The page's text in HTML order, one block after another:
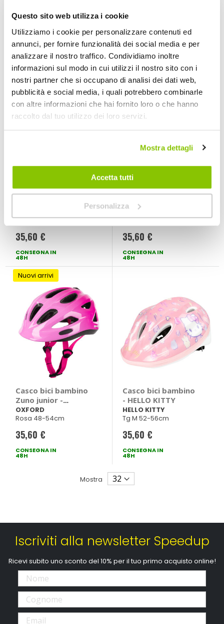
Questo sito web utilizza i cookie
Utilizziamo i cookie per personalizzare contenuti ed
annunci, per fornire funzionalità dei social media e per
analizzare il nostro traffico. Condividiamo inoltre
informazioni sul modo in cui utilizzi il nostro sito con i
nostri partner che si occupano di analisi dei dati web,
pubblicità e social media, i quali potrebbero combinarle
con altre informazioni che hai fornito loro o che hanno
raccolto dal tuo utilizzo dei loro servizi.
Mostra dettagli
Accetta tutti
Personalizza
ONEAL
Nero opaco Tg L 51-62cm
79,20 €
CONSEGNA IN
48H
Spedizione
gratuita!
OXFORD
OXFORD
35,60 €
CONSEGNA IN
48H
Nuovi arrivi
Casco bici bambino
Blu 48-54cm
35,60 €
CONSEGNA IN
48H
Nuovi arrivi
Casco bici bambino
Zuno junior -
OXFORD
OXFORD
Nero 48-54cm
35,60 €
CONSEGNA IN
48H
Nuovi arrivi
Casco bici bambino
Zuno junior -
OXFORD
OXFORD
Rosa 48-54cm
35,60 €
CONSEGNA IN
48H
Casco bici bambino
- HELLO KITTY
HELLO KITTY
Tg M 52-56cm
35,60 €
CONSEGNA IN
48H
Mostra
Iscriviti alla newsletter Speedup
Ricevi subito uno sconto del 10% per il tuo primo acquisto online!